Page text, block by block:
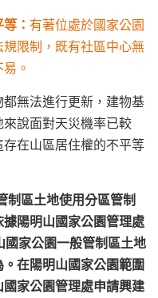
： 有著位處於國家公園
限制，既有社區中心無
。
無法進行更新，建物基
說面對天災機率已較
在山區居住權的不平等
制區土地使用分區管制
陽明山國家公園管理處
家公園一般管制區土地
在陽明山國家公園範圍
家公園管理處申請興建